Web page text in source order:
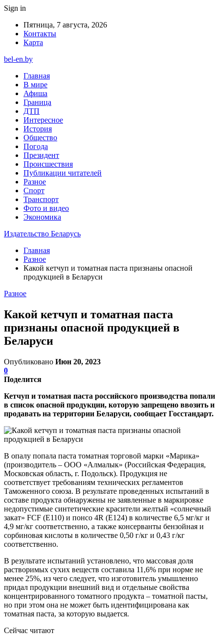
Sign in
Пятница, 7 августа, 2026
Контакты
Карта
bel-en.by
Главная
В мире
Афиша
Граница
ДТП
Интересное
История
Общество
Погода
Президент
Происшествия
Публикации читателей
Разное
Спорт
Транспорт
Фото и видео
Экономика
Издательство Беларусь
Главная
Разное
Какой кетчуп и томатная паста признаны опасной
продукцией в Беларуси
Разное
Какой кетчуп и томатная паста
признаны опасной продукцией в
Беларуси
Опубликовано Июн 20, 2023
0
Поделится
Кетчуп и томатная паста российского производства попали
в список опасной продукции, которую запрещено ввозить и
продавать на территории Беларуси, сообщает Госстандарт.
В опалу попала паста томатная торговой марки «Марика»
(производитель – ООО «Алмалык» (Российская Федерация,
Московская область, г. Подольск). Продукция не
соответствует требованиям технических регламентов
Таможенного союза. В результате проведенных испытаний в
составе продукта обнаружены не заявленные в маркировке
недопустимые синтетические красители желтый «солнечный
закат» FCF (Е110) и понсо 4R (Е124) в количестве 6,5 мг/кг и
4,9 мг/кг соответственно, а также консерванты бензойная и
сорбиновая кислоты в количестве 0,50 г/кг и 0,43 г/кг
соответственно.
В результате испытаний установлено, что массовая доля
растворимых сухих веществ составила 11,6% при норме не
менее 25%, из чего следует, что изготовитель умышленно
придал продукции внешний вид и отдельные свойства
концентрированного томатного продукта – томатной пасты,
но при этом она не может быть идентифицирована как
томатная паста, за которую выдается.
Сейчас читают